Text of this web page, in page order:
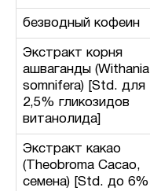
безводный кофеин
Экстракт корня
ашваганды (Withania
somnifera) [Std. для
2,5% гликозидов
витанолида]
Экстракт какао
(Theobroma Cacao,
семена) [Std. до 6%